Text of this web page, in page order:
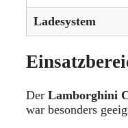
Ladesystem
Der Lamborghini
war besonders